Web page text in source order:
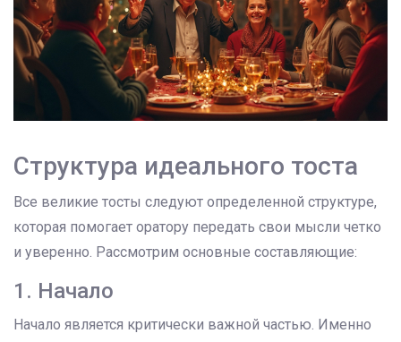
Структура идеального тоста
Все великие тосты следуют определенной структуре,
которая помогает оратору передать свои мысли четко
и уверенно. Рассмотрим основные составляющие:
1. Начало
Начало является критически важной частью. Именно